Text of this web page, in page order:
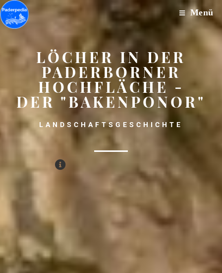
Menü
LÖCHER IN DER
PADERBORNER
HOCHFLÄCHE -
DER "BAKENPONOR"
LANDSCHAFTSGESCHICHTE